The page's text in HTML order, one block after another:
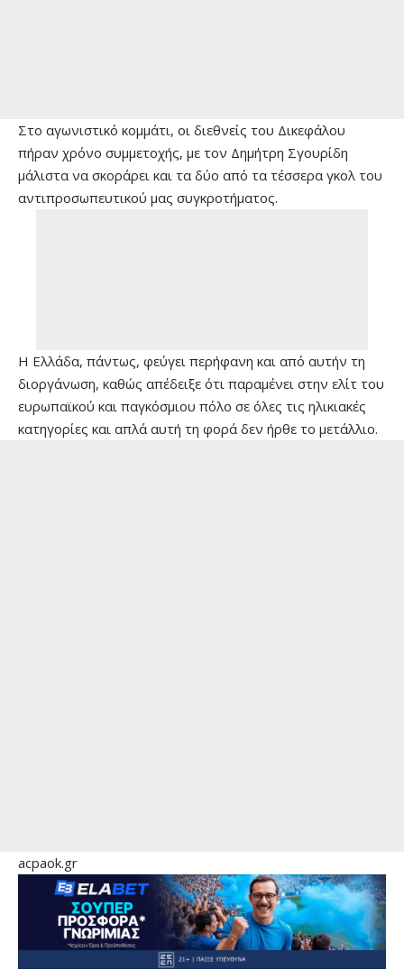
Στο αγωνιστικό κομμάτι, οι διεθνείς του Δικεφάλου
πήραν χρόνο συμμετοχής, με τον Δημήτρη Σγουρίδη
μάλιστα να σκοράρει και τα δύο από τα τέσσερα γκολ του
αντιπροσωπευτικού μας συγκροτήματος.
Η Ελλάδα, πάντως, φεύγει περήφανη και από αυτήν τη
διοργάνωση, καθώς απέδειξε ότι παραμένει στην ελίτ του
ευρωπαϊκού και παγκόσμιου πόλο σε όλες τις ηλικιακές
κατηγορίες και απλά αυτή τη φορά δεν ήρθε το μετάλλιο.
acpaok.gr